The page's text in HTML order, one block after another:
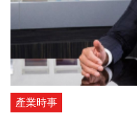
產業時事